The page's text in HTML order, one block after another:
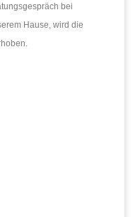
bei
Hause, wird die